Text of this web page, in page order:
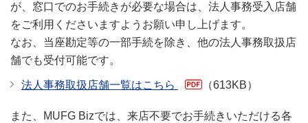
が、窓口でのお手続きが必要な場合は、法人事務受入店舗
をご利用くださいますようお願い申し上げます。
なお、当座勘定等の一部手続を除き、他の法人事務取扱店
舗でも受付可能です。
法人事務取扱店舗一覧はこちら （613KB）
また、MUFG Bizでは、来店不要でお手続きいただける各